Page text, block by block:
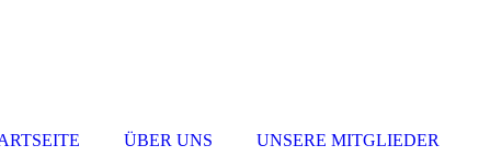
ÜBER UNS UNSERE MITGLIEDER